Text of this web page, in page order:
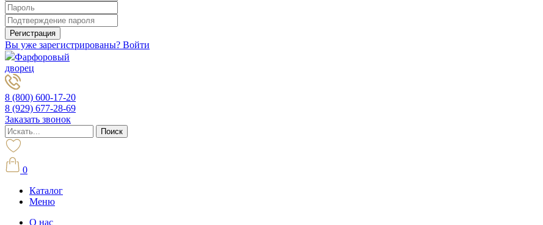
Вы уже зарегистрированы? Войти
Фарфоровый
дворец
8 (800) 600-17-20
8 (929) 677-28-69
Заказать звонок
0
Каталог
Меню
О нас